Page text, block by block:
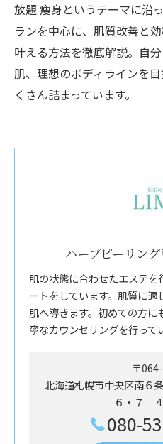
放題 痩身というテーマに沿
ランを中心に、肌質改善と
叶える方法を徹底解説。自
肌、理想のボディラインを
くさん詰まっています。
ハーブピーリン
肌の状態に合わせたエステ
ートをしています。肌質に
肌へ導きます。初めての方
寧なカウンセリングを行って
〒
北海道札幌市中央区南
６・７
080-